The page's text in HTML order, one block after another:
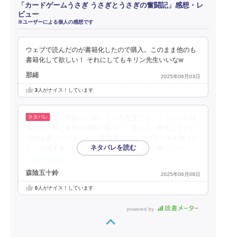
「カードゲームうさぎ うさぎとうさぎの奮闘記」感想・レ
ビュー
※ユーザーによる個人の感想です
ウェブで読んだのが書籍化したので購入。このまま他のも
書籍化して欲しい！ それにしてもキリン先生いいなw
那緒 2025年06月03日
3人がナイス！しています
で、共感する。弱かろうが好き。好きな子で勝ちたい。
森陰五十鈴 2025年06月08日
0人がナイス！しています
powered by